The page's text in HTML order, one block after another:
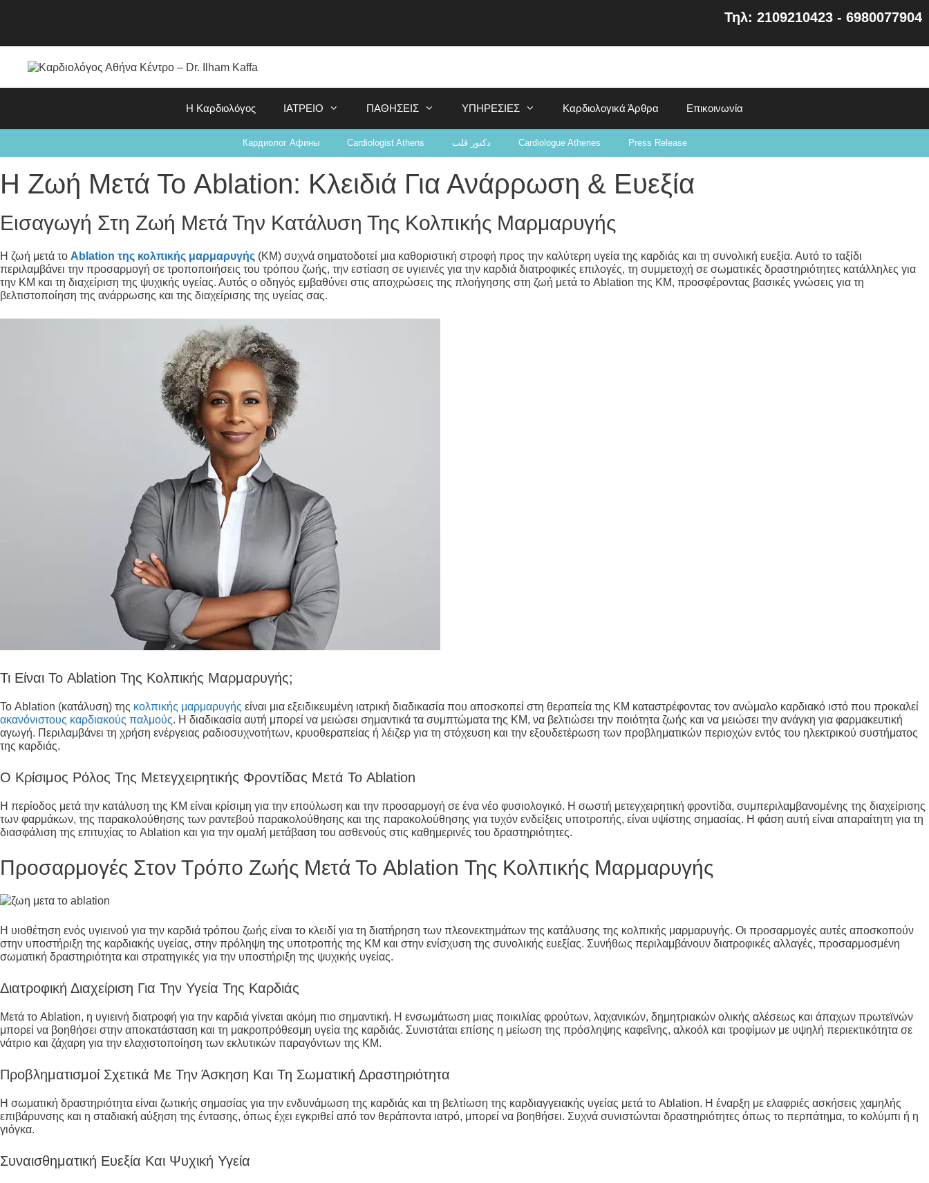
Τηλ: 2109210423 - 6980077904
Η Καρδιολόγος ΙΑΤΡΕΙΟ ΠΑΘΗΣΕΙΣ ΥΠΗΡΕΣΙΕΣ Καρδιολογικά Άρθρα Επικοινωνία
Кардиолог Афины Cardiologist Athens دكتور قلب Cardiologue Athenes Press Release
Η Ζωή Μετά Το Ablation: Κλειδιά Για Ανάρρωση & Ευεξία
Εισαγωγή Στη Ζωή Μετά Την Κατάλυση Της Κολπικής Μαρμαρυγής
Η ζωή μετά το Ablation της κολπικής μαρμαρυγής (ΚΜ) συχνά σηματοδοτεί μια καθοριστική στροφή προς την καλύτερη υγεία της καρδιάς και τη συνολική ευεξία. Αυτό το ταξίδι
περιλαμβάνει την προσαρμογή σε τροποποιήσεις του τρόπου ζωής, την εστίαση σε υγιεινές για την καρδιά διατροφικές επιλογές, τη συμμετοχή σε σωματικές δραστηριότητες κατάλληλες για
την ΚΜ και τη διαχείριση της ψυχικής υγείας. Αυτός ο οδηγός εμβαθύνει στις αποχρώσεις της πλοήγησης στη ζωή μετά το Ablation της ΚΜ, προσφέροντας βασικές γνώσεις για τη
βελτιστοποίηση της ανάρρωσης και της διαχείρισης της υγείας σας.
Τι Είναι Το Ablation Της Κολπικής Μαρμαρυγής;
Το Ablation (κατάλυση) της κολπικής μαρμαρυγής είναι μια εξειδικευμένη ιατρική διαδικασία που αποσκοπεί στη θεραπεία της ΚΜ καταστρέφοντας τον ανώμαλο καρδιακό ιστό που προκαλεί
ακανόνιστους καρδιακούς παλμούς. Η διαδικασία αυτή μπορεί να μειώσει σημαντικά τα συμπτώματα της ΚΜ, να βελτιώσει την ποιότητα ζωής και να μειώσει την ανάγκη για φαρμακευτική
αγωγή. Περιλαμβάνει τη χρήση ενέργειας ραδιοσυχνοτήτων, κρυοθεραπείας ή λέιζερ για τη στόχευση και την εξουδετέρωση των προβληματικών περιοχών εντός του ηλεκτρικού συστήματος
της καρδιάς.
Ο Κρίσιμος Ρόλος Της Μετεγχειρητικής Φροντίδας Μετά Το Ablation
Η περίοδος μετά την κατάλυση της ΚΜ είναι κρίσιμη για την επούλωση και την προσαρμογή σε ένα νέο φυσιολογικό. Η σωστή μετεγχειρητική φροντίδα, συμπεριλαμβανομένης της διαχείρισης
των φαρμάκων, της παρακολούθησης των ραντεβού παρακολούθησης και της παρακολούθησης για τυχόν ενδείξεις υποτροπής, είναι υψίστης σημασίας. Η φάση αυτή είναι απαραίτητη για τη
διασφάλιση της επιτυχίας το Ablation και για την ομαλή μετάβαση του ασθενούς στις καθημερινές του δραστηριότητες.
Προσαρμογές Στον Τρόπο Ζωής Μετά Το Ablation Της Κολπικής Μαρμαρυγής
Η υιοθέτηση ενός υγιεινού για την καρδιά τρόπου ζωής είναι το κλειδί για τη διατήρηση των πλεονεκτημάτων της κατάλυσης της κολπικής μαρμαρυγής. Οι προσαρμογές αυτές αποσκοπούν
στην υποστήριξη της καρδιακής υγείας, στην πρόληψη της υποτροπής της ΚΜ και στην ενίσχυση της συνολικής ευεξίας. Συνήθως περιλαμβάνουν διατροφικές αλλαγές, προσαρμοσμένη
σωματική δραστηριότητα και στρατηγικές για την υποστήριξη της ψυχικής υγείας.
Διατροφική Διαχείριση Για Την Υγεία Της Καρδιάς
Μετά το Ablation, η υγιεινή διατροφή για την καρδιά γίνεται ακόμη πιο σημαντική. Η ενσωμάτωση μιας ποικιλίας φρούτων, λαχανικών, δημητριακών ολικής αλέσεως και άπαχων πρωτεϊνών
μπορεί να βοηθήσει στην αποκατάσταση και τη μακροπρόθεσμη υγεία της καρδιάς. Συνιστάται επίσης η μείωση της πρόσληψης καφεΐνης, αλκοόλ και τροφίμων με υψηλή περιεκτικότητα σε
νάτριο και ζάχαρη για την ελαχιστοποίηση των εκλυτικών παραγόντων της ΚΜ.
Προβληματισμοί Σχετικά Με Την Άσκηση Και Τη Σωματική Δραστηριότητα
Η σωματική δραστηριότητα είναι ζωτικής σημασίας για την ενδυνάμωση της καρδιάς και τη βελτίωση της καρδιαγγειακής υγείας μετά το Ablation. Η έναρξη με ελαφριές ασκήσεις χαμηλής
επιβάρυνσης και η σταδιακή αύξηση της έντασης, όπως έχει εγκριθεί από τον θεράποντα ιατρό, μπορεί να βοηθήσει. Συχνά συνιστώνται δραστηριότητες όπως το περπάτημα, το κολύμπι ή η
γιόγκα.
Συναισθηματική Ευεξία Και Ψυχική Υγεία